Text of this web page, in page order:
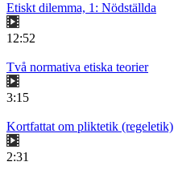
Etiskt dilemma, 1: Nödställda
12:52
Två normativa etiska teorier
3:15
Kortfattat om pliktetik (regeletik)
2:31